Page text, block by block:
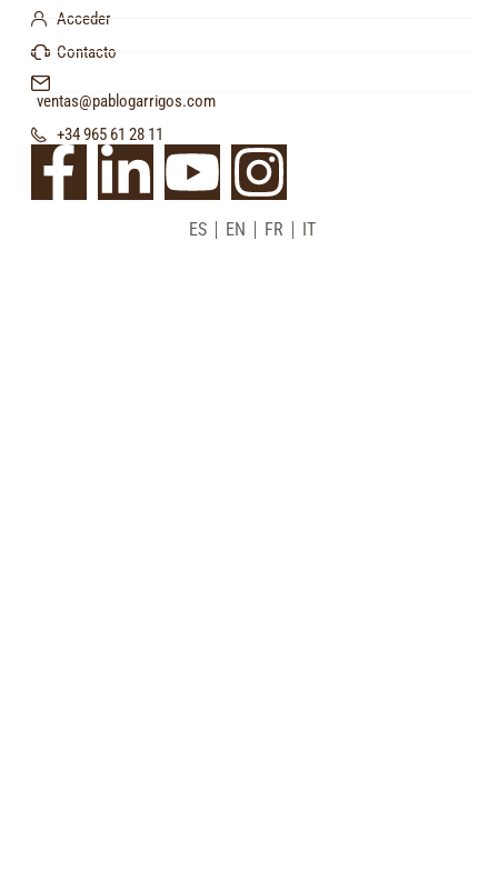
Acceder
Contacto
ventas@pablogarrigos.com
+34 965 61 28 11
ES EN FR IT